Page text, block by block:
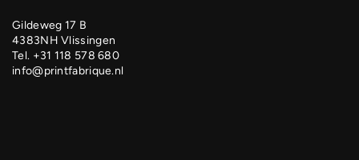
Gildeweg 17 B
4383NH Vlissingen
Tel. +31 118 578 680
info@printfabrique.nl